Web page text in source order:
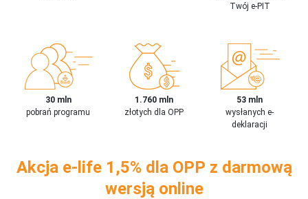
Twój e-PIT
30 mln
pobrań programu
1.760 mln
złotych dla OPP
53 mln
wysłanych e-
deklaracji
Akcja e-life 1,5% dla OPP z darmową
wersją online